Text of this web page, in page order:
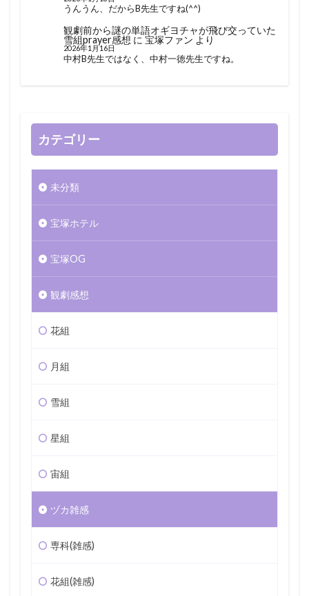
うんうん、だからB先生ですね(^^)
観劇前から謎の単語オギヨチャが飛び交っていた
雪組prayer感想 に 宝塚ファン より
2026年1月16日
中村B先生ではなく、中村一徳先生ですね。
カテゴリー
未分類
宝塚ホテル
宝塚OG
観劇感想
花組
月組
雪組
星組
宙組
ヅカ雑感
専科(雑感)
花組(雑感)